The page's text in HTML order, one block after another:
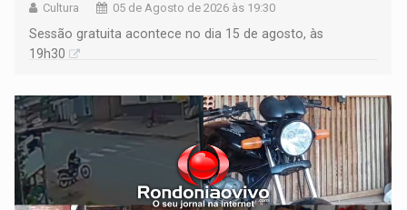
Cultura 05 de Agosto de 2026 às 19:30
Sessão gratuita acontece no dia 15 de agosto, às
19h30